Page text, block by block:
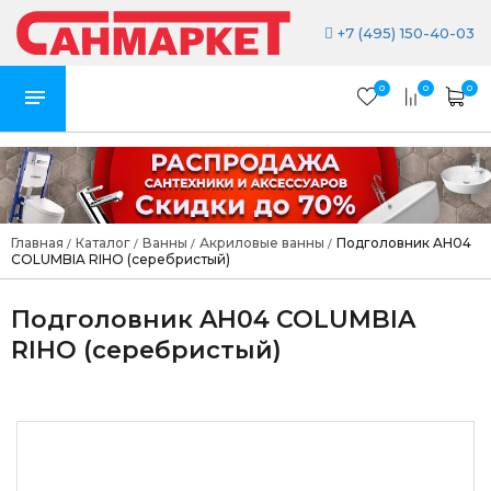
+7 (495) 150-40-03
0 0 0
Главная / Каталог / Ванны / Акриловые ванны / Подголовник AH04
COLUMBIA RIHO (серебристый)
Подголовник AH04 COLUMBIA
RIHO (серебристый)